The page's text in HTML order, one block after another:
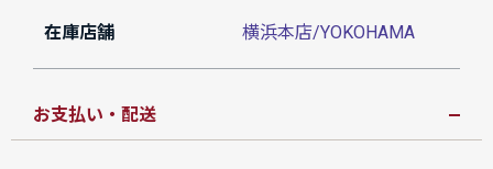
在庫店舗 横浜本店/YOKOHAMA
お支払い・配送